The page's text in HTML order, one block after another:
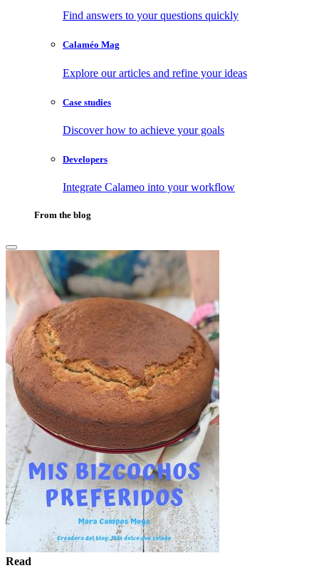
Find answers to your questions quickly
Calaméo Mag
Explore our articles and refine your ideas
Case studies
Discover how to achieve your goals
Developers
Integrate Calameo into your workflow
From the blog
Read